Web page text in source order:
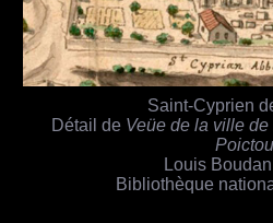
Saint-Cyprien
Détail de Veüe de la ville
Poictou
Louis
Bibliothèque